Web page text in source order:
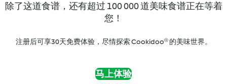
除了这道食谱，还有超过 100 000 道美味食谱正在等着
您！
注册后可享30天免费体验，尽情探索 Cookidoo® 的美味世界。
马上体验